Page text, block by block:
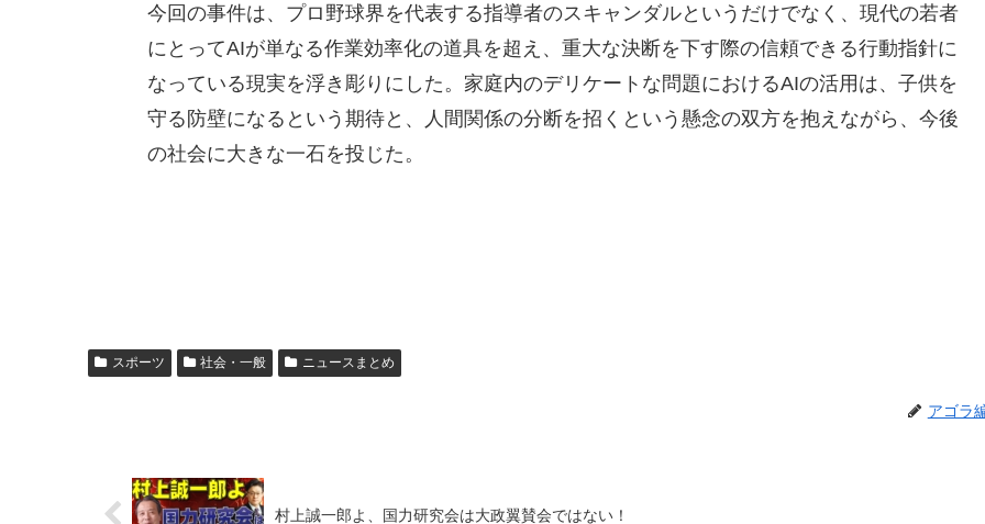
今回の事件は、プロ野球界を代表する指導者のスキャンダルというだけでなく、現代の若者
にとってAIが単なる作業効率化の道具を超え、重大な決断を下す際の信頼できる行動指針に
なっている現実を浮き彫りにした。家庭内のデリケートな問題におけるAIの活用は、子供を
守る防壁になるという期待と、人間関係の分断を招くという懸念の双方を抱えながら、今後
の社会に大きな一石を投じた。
スポーツ 社会・一般 ニュースまとめ
アゴラ
村上誠一郎よ、国力研究会は大政翼賛会ではない！